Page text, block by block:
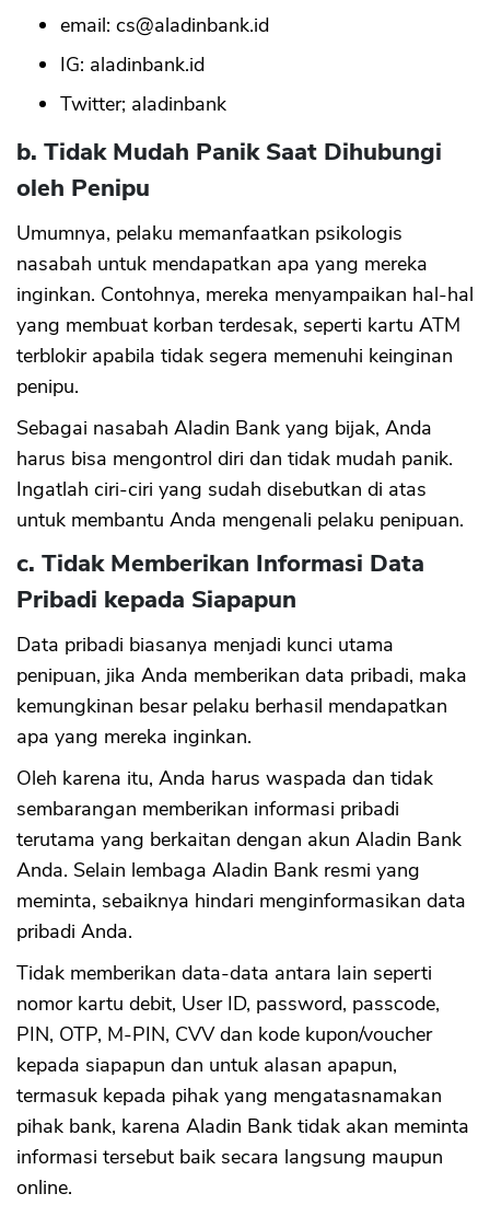
email: cs@aladinbank.id
IG: aladinbank.id
Twitter; aladinbank
b. Tidak Mudah Panik Saat Dihubungi
oleh Penipu
Umumnya, pelaku memanfaatkan psikologis
nasabah untuk mendapatkan apa yang mereka
inginkan. Contohnya, mereka menyampaikan hal-hal
yang membuat korban terdesak, seperti kartu ATM
terblokir apabila tidak segera memenuhi keinginan
penipu.
Sebagai nasabah Aladin Bank yang bijak, Anda
harus bisa mengontrol diri dan tidak mudah panik.
Ingatlah ciri-ciri yang sudah disebutkan di atas
untuk membantu Anda mengenali pelaku penipuan.
c. Tidak Memberikan Informasi Data
Pribadi kepada Siapapun
Data pribadi biasanya menjadi kunci utama
penipuan, jika Anda memberikan data pribadi, maka
kemungkinan besar pelaku berhasil mendapatkan
apa yang mereka inginkan.
Oleh karena itu, Anda harus waspada dan tidak
sembarangan memberikan informasi pribadi
terutama yang berkaitan dengan akun Aladin Bank
Anda. Selain lembaga Aladin Bank resmi yang
meminta, sebaiknya hindari menginformasikan data
pribadi Anda.
Tidak memberikan data-data antara lain seperti
nomor kartu debit, User ID, password, passcode,
PIN, OTP, M-PIN, CVV dan kode kupon/voucher
kepada siapapun dan untuk alasan apapun,
termasuk kepada pihak yang mengatasnamakan
pihak bank, karena Aladin Bank tidak akan meminta
informasi tersebut baik secara langsung maupun
online.
OK
CANCEL